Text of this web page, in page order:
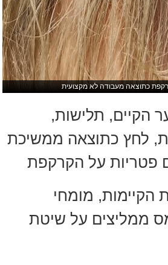
כתוצאה מעבודה לא מקצועית
הקיים, תלישות,
לחץ כתוצאה ממשיכת
פטריות על הקרקפת
הקיימות, מומחי
ממליצים על שיטת